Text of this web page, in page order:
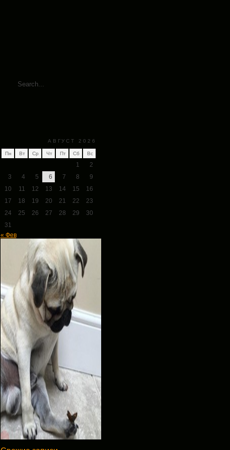
АВГУСТ 2026
Пн Вт Ср Чт Пт Сб Вс
1
2
3
4 5 6 7 8
9
10
11 12 13 14 15
16
17
18 19 20 21 22
23
24
25 26 27 28 29
30
31
« Фев